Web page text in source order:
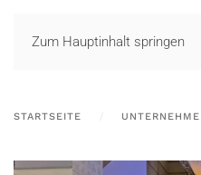
Zum Hauptinhalt springen
STARTSEITE